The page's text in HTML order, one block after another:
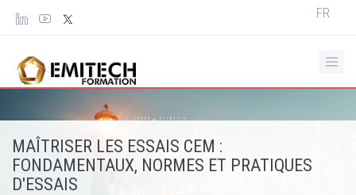
Panneau de gestion des cookies
Select
FR
MAÎTRISER LES ESSAIS CEM :
FONDAMENTAUX, NORMES ET PRATIQUES
D'ESSAIS